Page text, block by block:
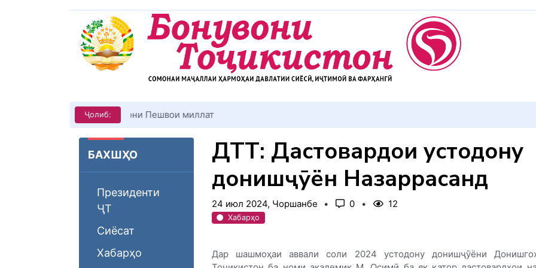
Ҷолиб: КИТОБХОНИРО ДАР ХУД ТАШАККУЛ ДИҲЕМ
БАХШҲО
Президенти
ҶТ
Сиёсат
Хабарҳо
ДТТ: Дастовардҳои устодону
донишҷӯён Назаррасанд
24 июл 2024, Чоршанбе 0 12
Хабарҳо
Дар шашмоҳаи аввали соли 2024 устодону донишҷӯёни